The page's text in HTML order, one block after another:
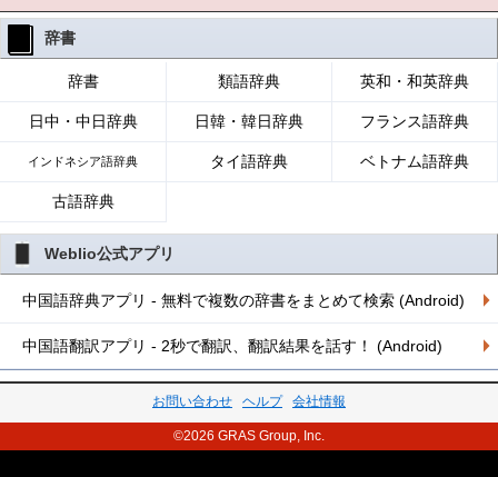
辞書
辞書 類語辞典 英和・和英辞典
日中・中日辞典 日韓・韓日辞典 フランス語辞典
インドネシア語辞典 タイ語辞典 ベトナム語辞典
古語辞典
Weblio公式アプリ
中国語辞典アプリ - 無料で複数の辞書をまとめて検索 (Android)
中国語翻訳アプリ - 2秒で翻訳、翻訳結果を話す！ (Android)
お問い合わせ ヘルプ 会社情報
©2026 GRAS Group, Inc.